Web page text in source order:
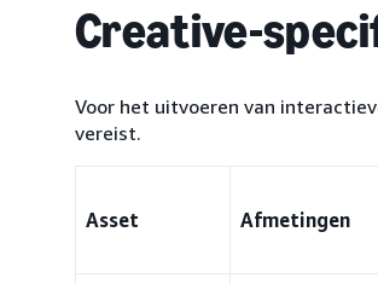
Creative-
Voor het uitvoeren van
vereist.
Asset Afmetingen